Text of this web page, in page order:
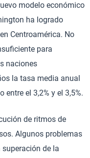
modelo económico
ha logrado
Centroamérica. No
para
naciones
la tasa media anual
el 3,2% y el 3,5%.
de ritmos de
Algunos problemas
de la